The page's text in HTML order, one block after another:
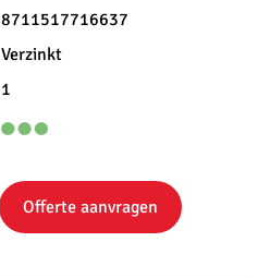
8711517716637
Verzinkt
1
Offerte aanvragen